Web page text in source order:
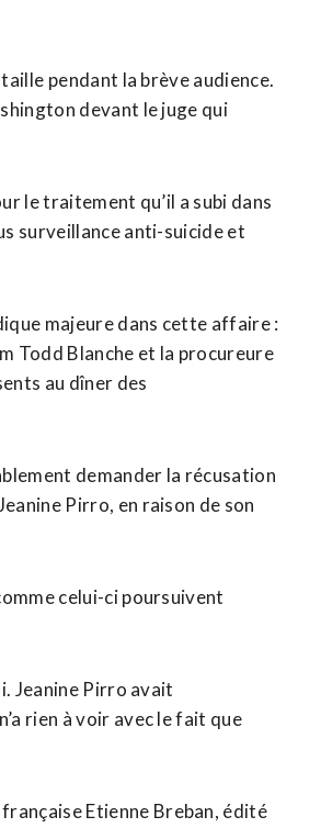
⁠pendant la brève audience.
devant le juge qui
le traitement qu’il a subi dans
surveillance anti-suicide et
​majeure dans cette affaire :
​Todd Blanche et la procureure
au dîner des
demander la récusation
Pirro, en raison de son
celui-ci poursuivent
Jeanine Pirro avait
rien à voir avec le fait que
Etienne ​Breban, édité